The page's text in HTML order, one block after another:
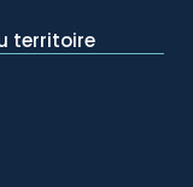
territoire